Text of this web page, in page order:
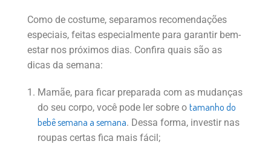
Como de costume, separamos recomendações
especiais, feitas especialmente para garantir bem-
estar nos próximos dias. Confira quais são as
dicas da semana:
Mamãe, para ficar preparada com as mudanças
do seu corpo, você pode ler sobre o tamanho do
bebê semana a semana. Dessa forma, investir nas
roupas certas fica mais fácil;